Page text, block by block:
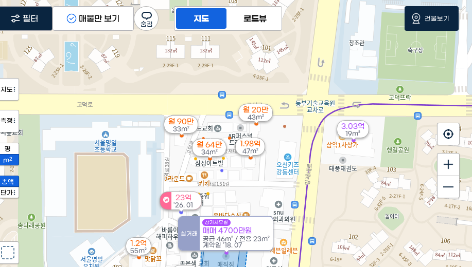
월 20만
43m²
월 90만
33m²
1.2억
55m²
월 64만
34m²
23억
'26. 01
1.98억
47m²
3.03억
19m²
실거래
상가사무실
매매 4700만원
공급 46m² / 전용 23m²
계약일 '18. 07
지도 로드뷰
지도
측정
평
m2
총액
단가
필터 매물만 보기 건물보기